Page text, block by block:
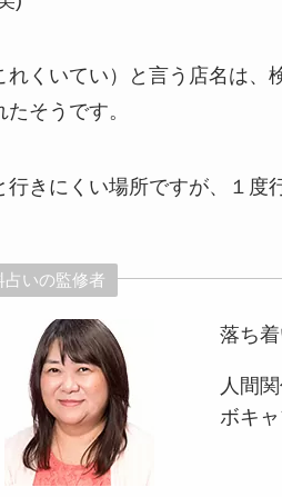
れくいてい）と言う店名は、
そうです。
行きにくい場所ですが、１度
占いの監修者
落ち
人間
ボキ